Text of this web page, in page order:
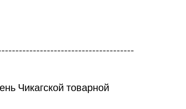
Чикагской товарной